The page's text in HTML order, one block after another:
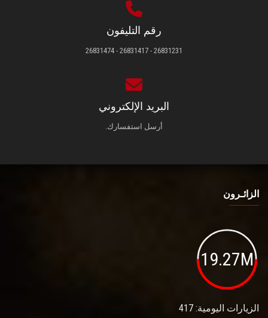
رقم التليفون
26831231 - 26831417 - 26831474
البريد الإلكتروني
أرسل استفسارك.
الزائـرون
19.27M
الزيارات اليومية: 417